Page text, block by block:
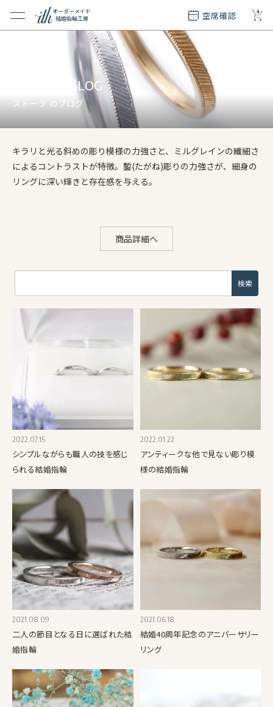
オーダーメイド
結婚指輪工房
空席確認 +
リー
問
ストーラ'のブログ
Stola's Blog
キラリと光る斜めの彫り模様の力強さと、ミルグレインの繊細さ
によるコントラストが特徴。鏨(たがね)彫りの力強さが、細身の
リングに深い輝きと存在感を与える。
商品詳細へ
2022.07.15
シンプルながらも職人の技を感じ
られる結婚指輪
2022.01.22
アンティークな他で見ない彫り模
様の結婚指輪
2021.08.09
二人の節目となる日に選ばれた結
婚指輪
2021.06.18
結婚40周年記念のアニバーサリー
リング